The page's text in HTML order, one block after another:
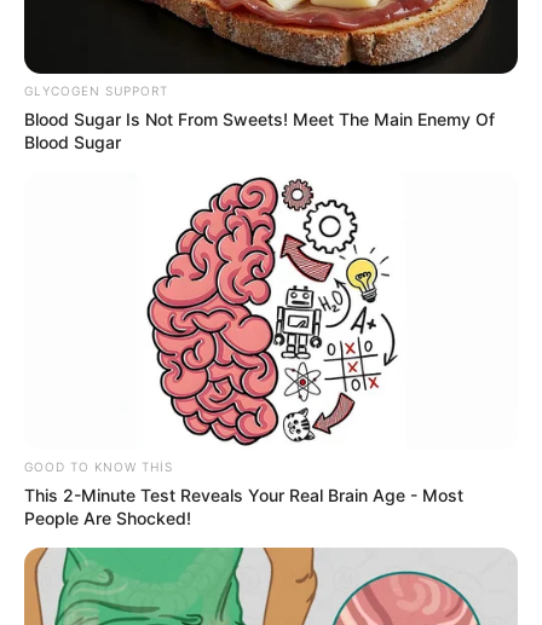
17:35 / 06 Avqust 2026
Başqalarının sənədləri ilə sərhədi
istədilər
GLYCOGEN SUPPORT
Blood Sugar Is Not From Sweets! Meet The Main Enemy Of
Blood Sugar
GOOD TO KNOW THIS
This 2-Minute Test Reveals Your Real Brain Age - Most
People Are Shocked!